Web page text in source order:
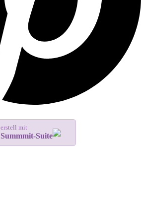
erstell mit
Summmit-Suite